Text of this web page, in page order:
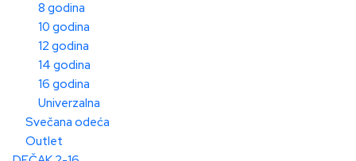
8 godina
10 godina
12 godina
14 godina
16 godina
Univerzalna
Svečana odeća
Outlet